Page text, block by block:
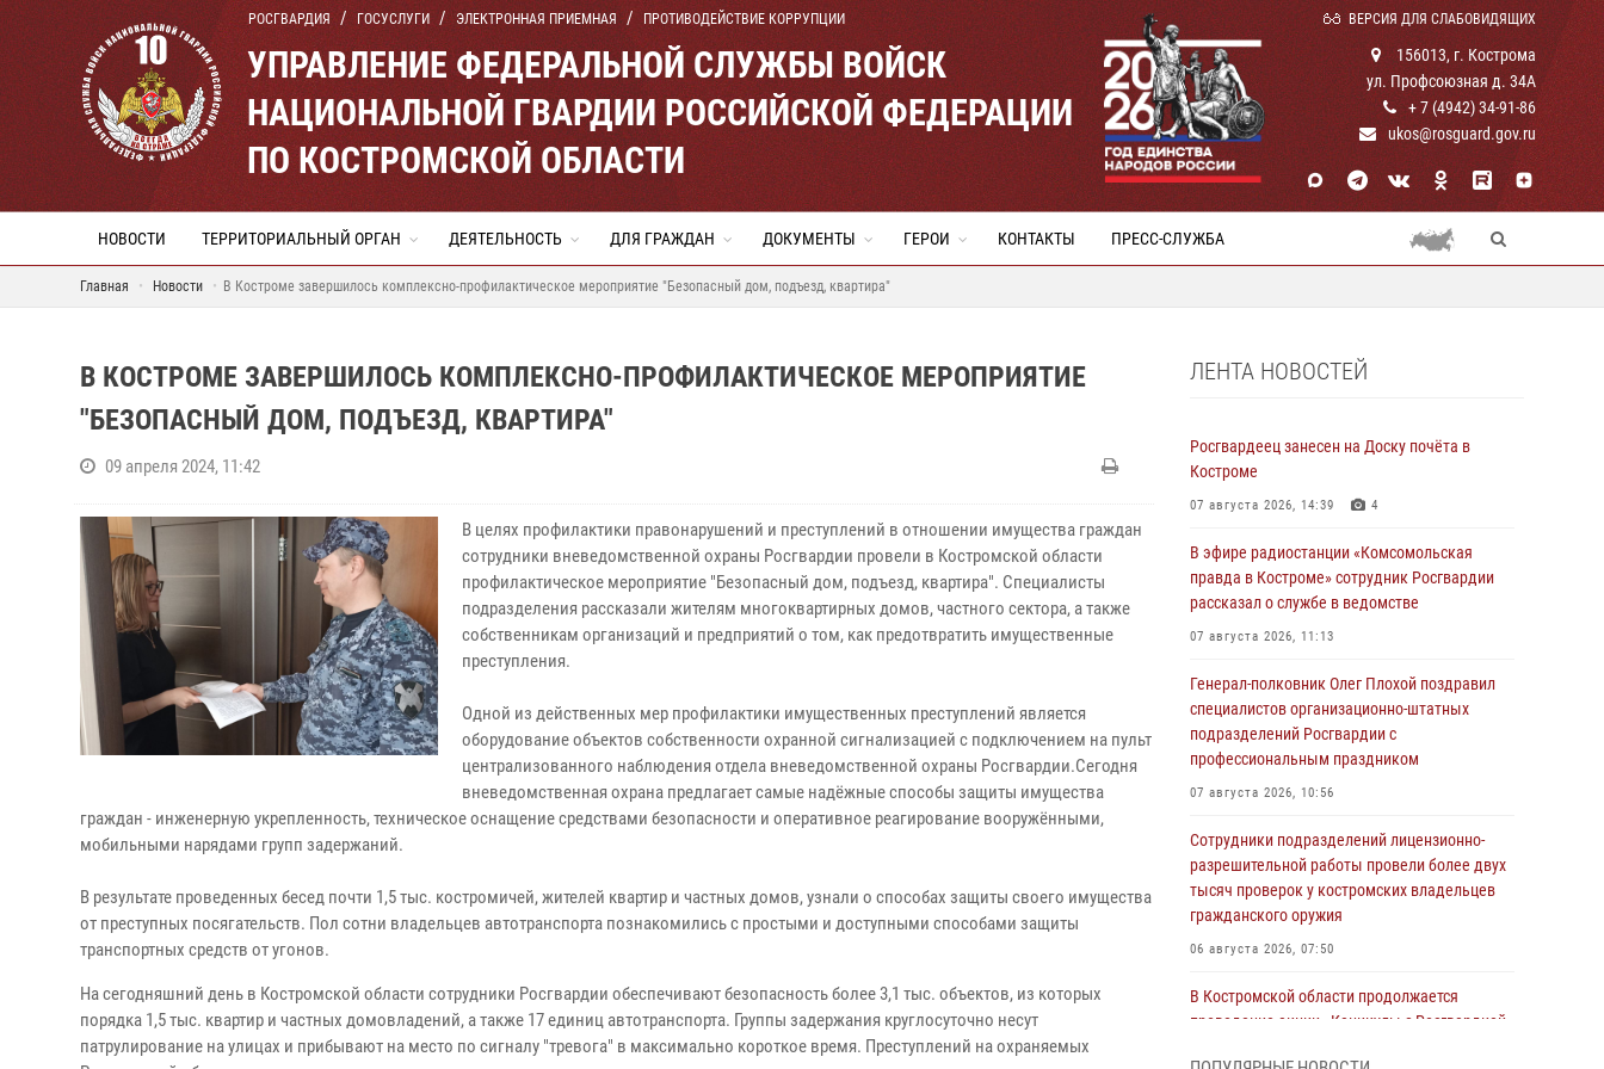
РОСГВАРДИЯ ГОСУСЛУГИ ЭЛЕКТРОННАЯ ПРИЕМНАЯ ПРОТИВОДЕЙСТВИЕ КОРРУПЦИИ ВЕРСИЯ ДЛЯ СЛАБОВИДЯЩИХ
УПРАВЛЕНИЕ ФЕДЕРАЛЬНОЙ СЛУЖБЫ ВОЙСК
НАЦИОНАЛЬНОЙ ГВАРДИИ РОССИЙСКОЙ ФЕДЕРАЦИИ
ПО КОСТРОМСКОЙ ОБЛАСТИ
156013, г. Кострома
ул. Профсоюзная д. 34А
+ 7 (4942) 34-91-86
ukos@rosguard.gov.ru
НОВОСТИ ТЕРРИТОРИАЛЬНЫЙ ОРГАН ДЕЯТЕЛЬНОСТЬ ДЛЯ ГРАЖДАН ДОКУМЕНТЫ ГЕРОИ КОНТАКТЫ ПРЕСС-СЛУЖБА
Главная Новости В Костроме завершилось комплексно-профилактическое мероприятие "Безопасный дом, подъезд, квартира"
В КОСТРОМЕ ЗАВЕРШИЛОСЬ КОМПЛЕКСНО-ПРОФИЛАКТИЧЕСКОЕ МЕРОПРИЯТИЕ
"БЕЗОПАСНЫЙ ДОМ, ПОДЪЕЗД, КВАРТИРА"
09 апреля 2024, 11:42
В целях профилактики правонарушений и преступлений в отношении имущества граждан
сотрудники вневедомственной охраны Росгвардии провели в Костромской области
профилактическое мероприятие "Безопасный дом, подъезд, квартира". Специалисты
подразделения рассказали жителям многоквартирных домов, частного сектора, а также
собственникам организаций и предприятий о том, как предотвратить имущественные
преступления.
Одной из действенных мер профилактики имущественных преступлений является
оборудование объектов собственности охранной сигнализацией с подключением на пульт
централизованного наблюдения отдела вневедомственной охраны Росгвардии.Сегодня
вневедомственная охрана предлагает самые надёжные способы защиты имущества
граждан - инженерную укрепленность, техническое оснащение средствами безопасности и оперативное реагирование вооружёнными,
мобильными нарядами групп задержаний.
В результате проведенных бесед почти 1,5 тыс. костромичей, жителей квартир и частных домов, узнали о способах защиты своего имущества
от преступных посягательств. Пол сотни владельцев автотранспорта познакомились с простыми и доступными способами защиты
транспортных средств от угонов.
На сегодняшний день в Костромской области сотрудники Росгвардии обеспечивают безопасность более 3,1 тыс. объектов, из которых
порядка 1,5 тыс. квартир и частных домовладений, а также 17 единиц автотранспорта. Группы задержания круглосуточно несут
патрулирование на улицах и прибывают на место по сигналу "тревога" в максимально короткое время. Преступлений на охраняемых
ЛЕНТА НОВОСТЕЙ
Росгвардеец занесен на Доску почёта в
Костроме
07 августа 2026, 14:39 4
В эфире радиостанции «Комсомольская
правда в Костроме» сотрудник Росгвардии
рассказал о службе в ведомстве
07 августа 2026, 11:13
Генерал-полковник Олег Плохой поздравил
специалистов организационно-штатных
подразделений Росгвардии с
профессиональным праздником
07 августа 2026, 10:56
Сотрудники подразделений лицензионно-
разрешительной работы провели более двух
тысяч проверок у костромских владельцев
гражданского оружия
06 августа 2026, 07:50
В Костромской области продолжается
проведение акции «Каникулы с Росгвардией»